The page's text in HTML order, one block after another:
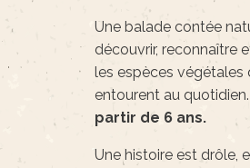
Une balade contée
découvrir, reconnaître
les espèces végétales
entourent au quotidien.
partir de 6 ans.
Une histoire est drôle,